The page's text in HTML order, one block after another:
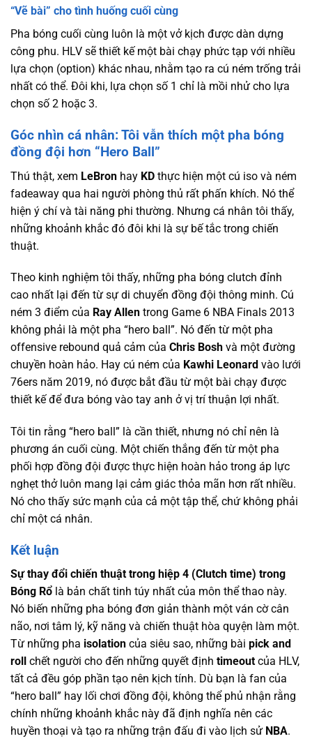
“Vẽ bài” cho tình huống cuối cùng
Pha bóng cuối cùng luôn là một vở kịch được dàn dựng
công phu. HLV sẽ thiết kế một bài chạy phức tạp với nhiều
lựa chọn (option) khác nhau, nhằm tạo ra cú ném trống trải
nhất có thể. Đôi khi, lựa chọn số 1 chỉ là mồi nhử cho lựa
chọn số 2 hoặc 3.
Góc nhìn cá nhân: Tôi vẫn thích một pha bóng
đồng đội hơn “Hero Ball”
Thú thật, xem LeBron hay KD thực hiện một cú iso và ném
fadeaway qua hai người phòng thủ rất phấn khích. Nó thể
hiện ý chí và tài năng phi thường. Nhưng cá nhân tôi thấy,
những khoảnh khắc đó đôi khi là sự bế tắc trong chiến
thuật.
Theo kinh nghiệm tôi thấy, những pha bóng clutch đỉnh
cao nhất lại đến từ sự di chuyển đồng đội thông minh. Cú
ném 3 điểm của Ray Allen trong Game 6 NBA Finals 2013
không phải là một pha “hero ball”. Nó đến từ một pha
offensive rebound quả cảm của Chris Bosh và một đường
chuyền hoàn hảo. Hay cú ném của Kawhi Leonard vào lưới
76ers năm 2019, nó được bắt đầu từ một bài chạy được
thiết kế để đưa bóng vào tay anh ở vị trí thuận lợi nhất.
Tôi tin rằng “hero ball” là cần thiết, nhưng nó chỉ nên là
phương án cuối cùng. Một chiến thắng đến từ một pha
phối hợp đồng đội được thực hiện hoàn hảo trong áp lực
nghẹt thở luôn mang lại cảm giác thỏa mãn hơn rất nhiều.
Nó cho thấy sức mạnh của cả một tập thể, chứ không phải
chỉ một cá nhân.
Kết luận
Sự thay đổi chiến thuật trong hiệp 4 (Clutch time) trong
Bóng Rổ là bản chất tinh túy nhất của môn thể thao này.
Nó biến những pha bóng đơn giản thành một ván cờ cân
não, nơi tâm lý, kỹ năng và chiến thuật hòa quyện làm một.
Từ những pha isolation của siêu sao, những bài pick and
roll
chết người cho đến những quyết định timeout của HLV,
tất cả đều góp phần tạo nên kịch tính. Dù bạn là fan của
“hero ball” hay lối chơi đồng đội, không thể phủ nhận rằng
chính những khoảnh khắc này đã định nghĩa nên các
huyền thoại và tạo ra những trận đấu đi vào lịch sử NBA.